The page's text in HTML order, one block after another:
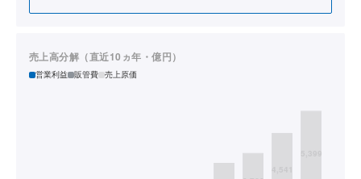
売上高分解（直近10ヵ年・億円）
営業利益 販管費 売上原価